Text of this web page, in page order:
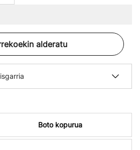
alderatu
Boto kopurua